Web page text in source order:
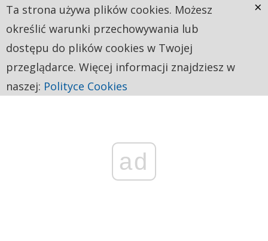
ad
Ta strona używa plików cookies. Możesz
określić warunki przechowywania lub
dostępu do plików cookies w Twojej
przeglądarce. Więcej informacji znajdziesz w
naszej: Polityce Cookies
×